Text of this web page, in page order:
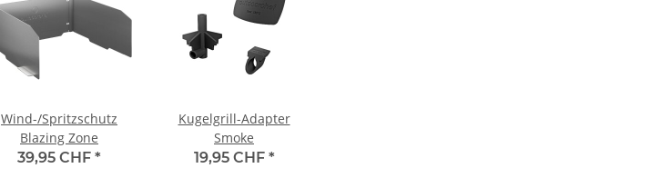
Wind-/Spritzschutz
Blazing Zone
39,95 CHF *
Kugelgrill-Adapter
Smoke
19,95 CHF *